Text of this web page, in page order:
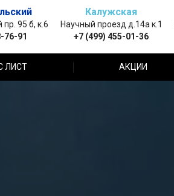
95 б, к.6
76-91
Калужская
Научный проезд д.14а к.1
+7 (499) 455-01-36
ЛИСТ АКЦИИ